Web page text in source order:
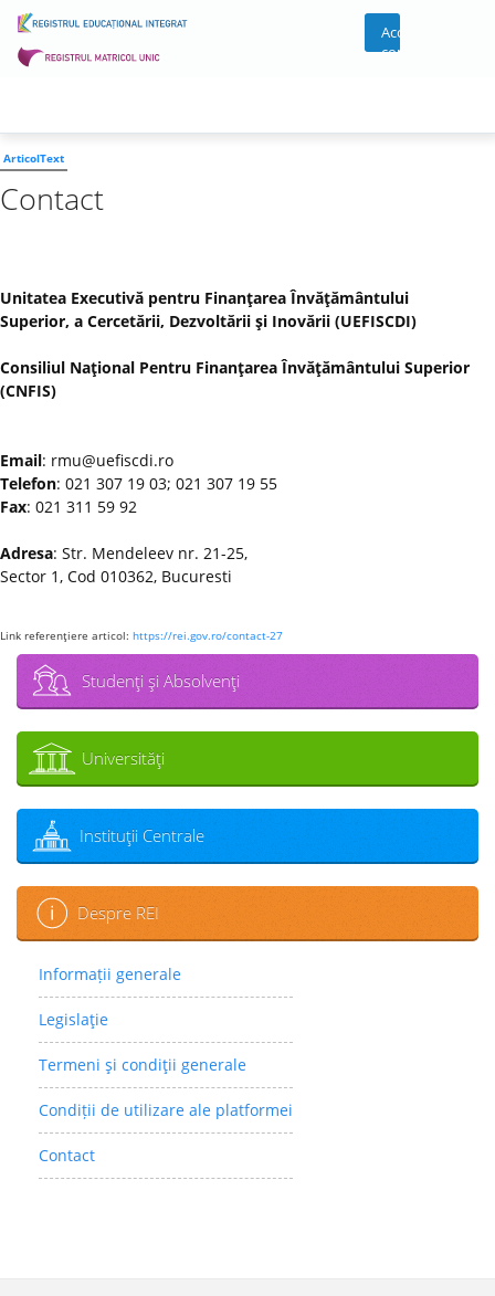
Acces
cont
ArticolText
Contact
Unitatea Executivă pentru Finanţarea Învăţământului
Superior, a Cercetării, Dezvoltării şi Inovării (UEFISCDI)
Consiliul Naţional Pentru Finanţarea Învăţământului Superior
(CNFIS)
Email: rmu@uefiscdi.ro
Telefon: 021 307 19 03; 021 307 19 55
Fax: 021 311 59 92
Adresa: Str. Mendeleev nr. 21-25,
Sector 1, Cod 010362, Bucuresti
Link referenţiere articol: https://rei.gov.ro/contact-27
Studenţi şi Absolvenţi
Universităţi
Instituţii Centrale
Despre REI
Informații generale
Legislaţie
Termeni şi condiţii generale
Condiții de utilizare ale platformei
Contact